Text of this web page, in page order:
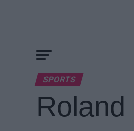
SPORTS
Roland